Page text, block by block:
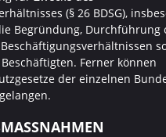
(§ 26 BDSG),
Begründung, Durchführung
Ferner können
der einzelnen